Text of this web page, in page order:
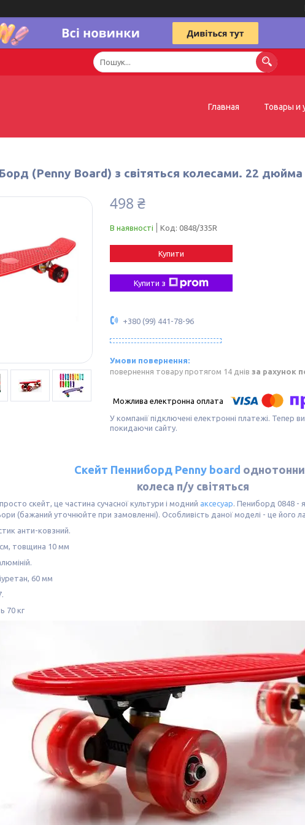
Главная Товары и
(Penny Board) з світяться колесами. 22
498 ₴
В наявності Код: 0848/335R
Купити
Купити з
+380 (99) 441-78-96
повернення товару протягом 14 днів за рахунок
У компанії підключені електронні платежі. Тепер
покидаючи сайту.
Скейт Пенниборд Penny board
колеса п/у світяться
скейт, це частина сучасної культури і модний аксесуар . Пениборд 0848 -
(бажаний уточнюйте при замовленні). Особливість даної моделі - це його
анти-ковзний.
товщина 10 мм
60 мм
70 кг